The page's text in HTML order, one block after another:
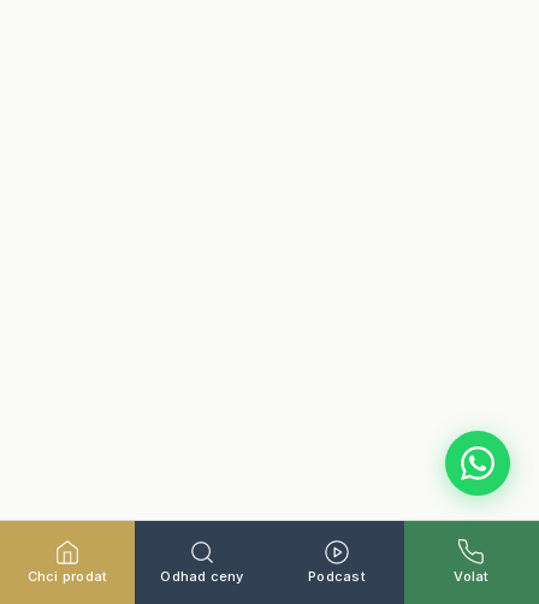
SCROLLOVAT
Chci prodat Odhad ceny Podcast Volat